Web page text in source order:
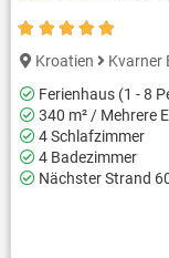
Kroatien Kvarner
Ferienhaus (1 - 8
340 m² / Mehrere
4 Schlafzimmer
4 Badezimmer
Nächster Strand